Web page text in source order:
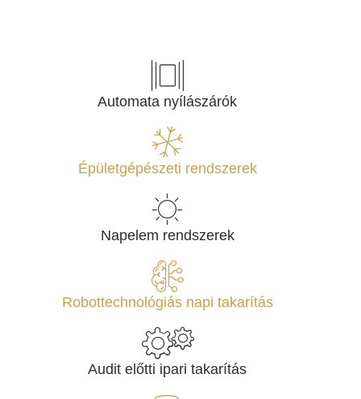
Automata nyílászárók
Épületgépészeti rendszerek
Napelem rendszerek
Robottechnológiás napi takarítás
Audit előtti ipari takarítás